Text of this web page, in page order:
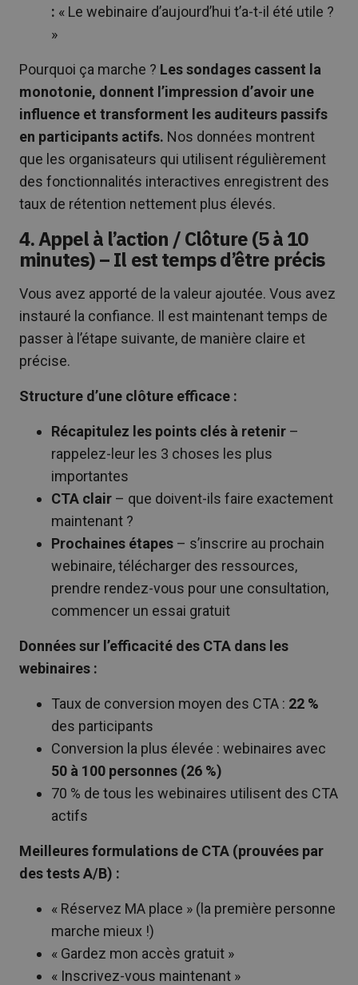
: « Le webinaire d’aujourd’hui t’a-t-il été utile ?
»
Pourquoi ça marche ? Les sondages cassent la
monotonie, donnent l’impression d’avoir une
influence et transforment les auditeurs passifs
en participants actifs. Nos données montrent
que les organisateurs qui utilisent régulièrement
des fonctionnalités interactives enregistrent des
taux de rétention nettement plus élevés.
4. Appel à l’action / Clôture (5 à 10
minutes) – Il est temps d’être précis
Vous avez apporté de la valeur ajoutée. Vous avez
instauré la confiance. Il est maintenant temps de
passer à l’étape suivante, de manière claire et
précise.
Structure d’une clôture efficace :
Récapitulez les points clés à retenir –
rappelez-leur les 3 choses les plus
importantes
CTA clair – que doivent-ils faire exactement
maintenant ?
Prochaines étapes – s’inscrire au prochain
webinaire, télécharger des ressources,
prendre rendez-vous pour une consultation,
commencer un essai gratuit
Données sur l’efficacité des CTA dans les
webinaires :
Taux de conversion moyen des CTA : 22 %
des participants
Conversion la plus élevée : webinaires avec
50 à 100 personnes (26 %)
70 % de tous les webinaires utilisent des CTA
actifs
Meilleures formulations de CTA (prouvées par
des tests A/B) :
« Réservez MA place » (la première personne
marche mieux !)
« Gardez mon accès gratuit »
« Inscrivez-vous maintenant »